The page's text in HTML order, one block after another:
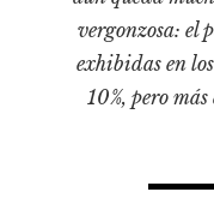
Pensamiento ilustrado
Personaje
vergonzosa: el
exhibidas en
10%, pero